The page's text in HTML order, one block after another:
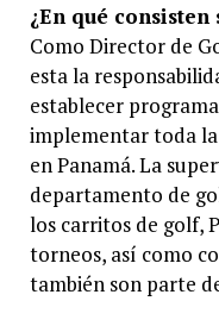
¿En qué consisten
Como Director de
esta la
establecer
implementar toda
en Panamá. La
departamento de
los carritos de golf,
torneos, así como
también son parte